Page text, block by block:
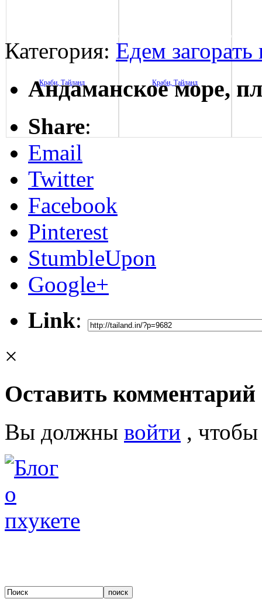
Категория: Едем
Андаманское море,
Share:
Email
Twitter
Facebook
Pinterest
StumbleUpon
Google+
Link:
×
Оставить комментарий
Вы должны войти ,